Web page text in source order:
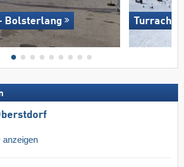
Bolsterlang Turracher
anzeigen